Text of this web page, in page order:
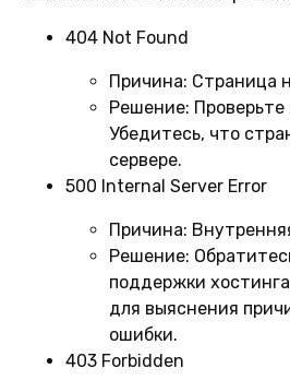
404 Not Found
Причина: Страница
Решение: Проверьте
Убедитесь, что
сервере.
500 Internal Server Error
Причина:
Решение:
поддержки
для выяснения
ошибки.
403 Forbidden